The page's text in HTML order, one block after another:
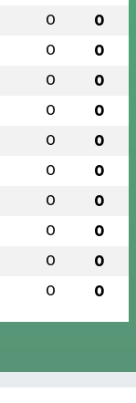
0 0
0 0
0 0
0 0
0 0
0 0
0 0
0 0
0 0
0 0